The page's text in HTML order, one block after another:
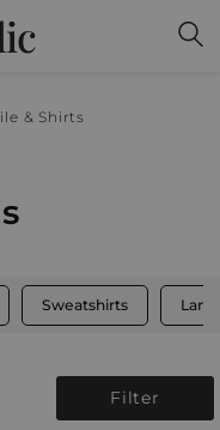
& Shirts
Sweatshirts
Filter